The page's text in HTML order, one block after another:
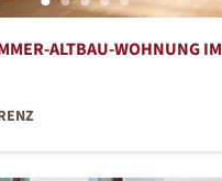
ALTBAU-WOHNUNG IM